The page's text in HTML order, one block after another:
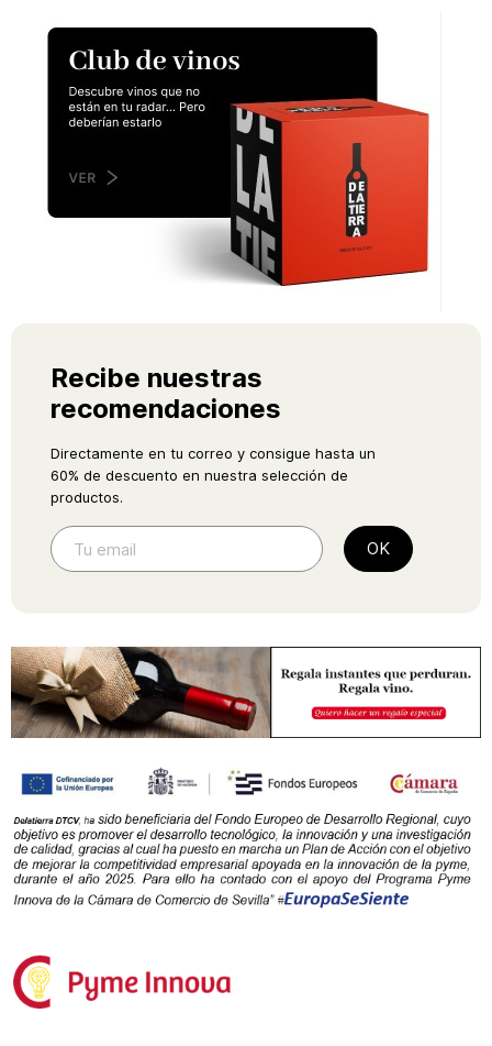
Recibe nuestras
recomendaciones
Directamente en tu correo y consigue hasta un
60% de descuento en nuestra selección de
productos.